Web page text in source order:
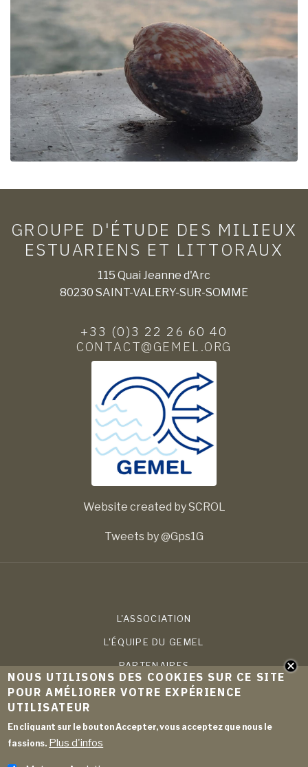
GROUPE D'ÉTUDE DES MILIEUX
ESTUARIENS ET LITTORAUX
115 Quai Jeanne d'Arc
80230 SAINT-VALERY-SUR-SOMME
+33 (0)3 22 26 60 40
CONTACT@GEMEL.ORG
Website created by SCROL
Tweets by @Gps1G
L'ASSOCIATION
L'ÉQUIPE DU GEMEL
PARTENAIRES
COMPÉTENCES
NOUS UTILISONS DES COOKIES SUR CE SITE
POUR AMÉLIORER VOTRE EXPÉRIENCE
UTILISATEUR
En cliquant sur le bouton Accepter, vous acceptez que nous le
fassions. Plus d'infos